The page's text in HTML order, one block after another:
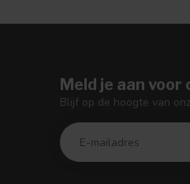
Meld je aan
Blijf op de hoogte van